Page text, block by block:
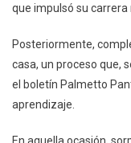
que impulsó su carrera
Posteriormente,
casa, un proceso que,
el boletín Palmetto
aprendizaje.
En aquella ocasión,